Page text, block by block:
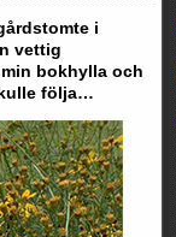
i
vettig
bokhylla och
följa…